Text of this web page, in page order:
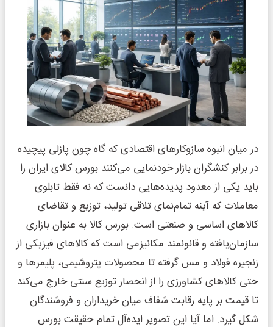
در میان انبوه سازوکارهای اقتصادی که گاه چون پازلی پیچیده
در برابر کنشگران بازار خودنمایی می‌کنند بورس کالای ایران را
باید یکی از معدود پدیده‌هایی دانست که نه فقط تابلوی
معاملات که آینه تمام‌نمای تلاقی تولید، توزیع و تقاضای
کالاهای اساسی و صنعتی است. بورس کالا به عنوان بازاری
سازمان‌یافته و قانونمند مکانیزمی است که کالاهای فیزیکی از
زنجیره فولاد و مس گرفته تا محصولات پتروشیمی، پلیمرها و
حتی کالاهای کشاورزی را از انحصار توزیع سنتی خارج می‌کند
تا قیمت بر پایه رقابت شفاف میان خریداران و فروشندگان
شکل گیرد. اما آیا این تصویر ایده‌آل تمام حقیقت بورس